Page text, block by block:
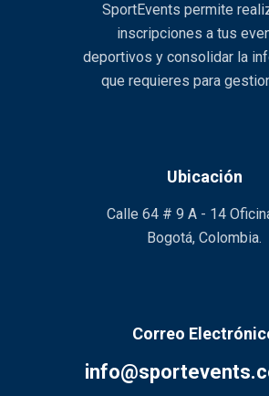
SportEvents permite
inscripciones a tus
deportivos y consolidar la
que requieres para
Ubicación
Calle 64 # 9 A - 14
Bogotá, Colombia.
Correo